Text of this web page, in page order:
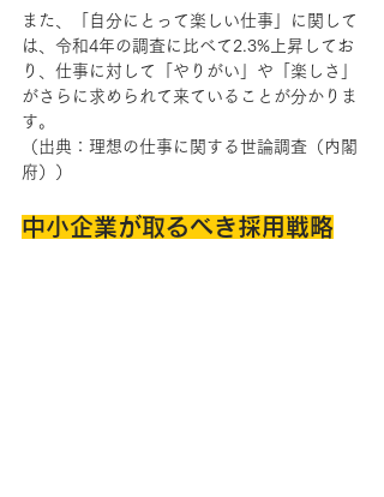
また、「自分にとって楽しい仕事」に関して
は、令和4年の調査に比べて2.3%上昇してお
り、仕事に対して「やりがい」や「楽しさ」
がさらに求められて来ていることが分かりま
す。
（出典：理想の仕事に関する世論調査（内閣
府））
中小企業が取るべき採用戦略